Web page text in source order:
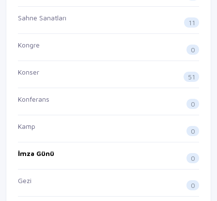
Sahne Sanatları
11
Kongre
0
Konser
51
Konferans
0
Kamp
0
İmza Günü
0
Gezi
0